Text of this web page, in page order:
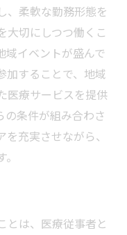
、柔軟な勤務形態を
大切にしつつ働くこ
域イベントが盛んで
加することで、地域
医療サービスを提供
の条件が組み合わさ
充実させながら、
とは、医療従事者と